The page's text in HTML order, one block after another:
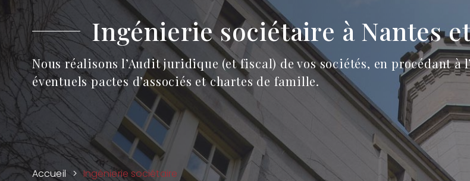
Ingénierie sociétaire à Nantes
Nous réalisons l’Audit juridique (et fiscal) de vos sociétés, en procédant à
éventuels pactes d’associés et chartes de famille.
Accueil Ingénierie sociétaire